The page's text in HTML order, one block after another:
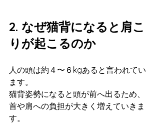
2. なぜ猫背になると肩こ
りが起こるのか
人の頭は約４〜６kgあると言われてい
ます。
猫背姿勢になると頭が前へ出るため、
首や肩への負担が大きく増えていきま
す。